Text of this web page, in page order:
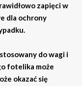
zapięci w
dla ochrony
do wagi i
fotelika może
okazać się